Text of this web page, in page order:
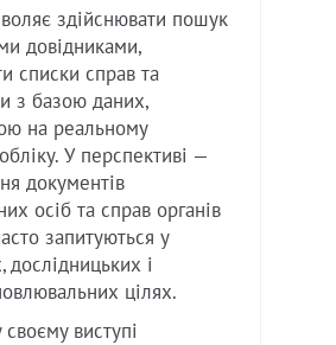
здійснювати пошук
довідниками,
списки справ та
з базою даних,
на реальному
У перспективі —
документів
осіб та справ органів
запитуються у
і
цілях.
виступі